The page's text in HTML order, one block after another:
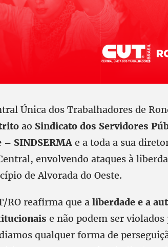
Única dos Trabalhadores de
ao Sindicato dos Servidores
– SINDSERMA e a toda a sua
envolvendo ataques à
de Alvorada do Oeste.
RO reafirma que a liberdade e a
e não podem ser
qualquer forma de